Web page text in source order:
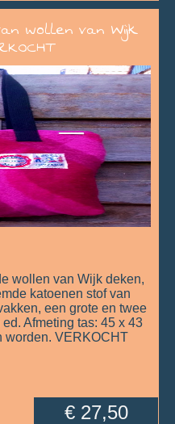
wollen van Wijk
wollen van Wijk deken,
katoenen stof van
een grote en twee
Afmeting tas: 45 x 43
worden. VERKOCHT
€ 27,50